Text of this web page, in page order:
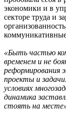
экономики и в
секторе труда и
«Быть частью
временем и не
реформирования
проекты и
условиях
динамика
стоять на